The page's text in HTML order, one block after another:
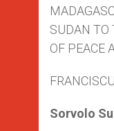
SUDAN TO
OF PEACE
Sorvolo